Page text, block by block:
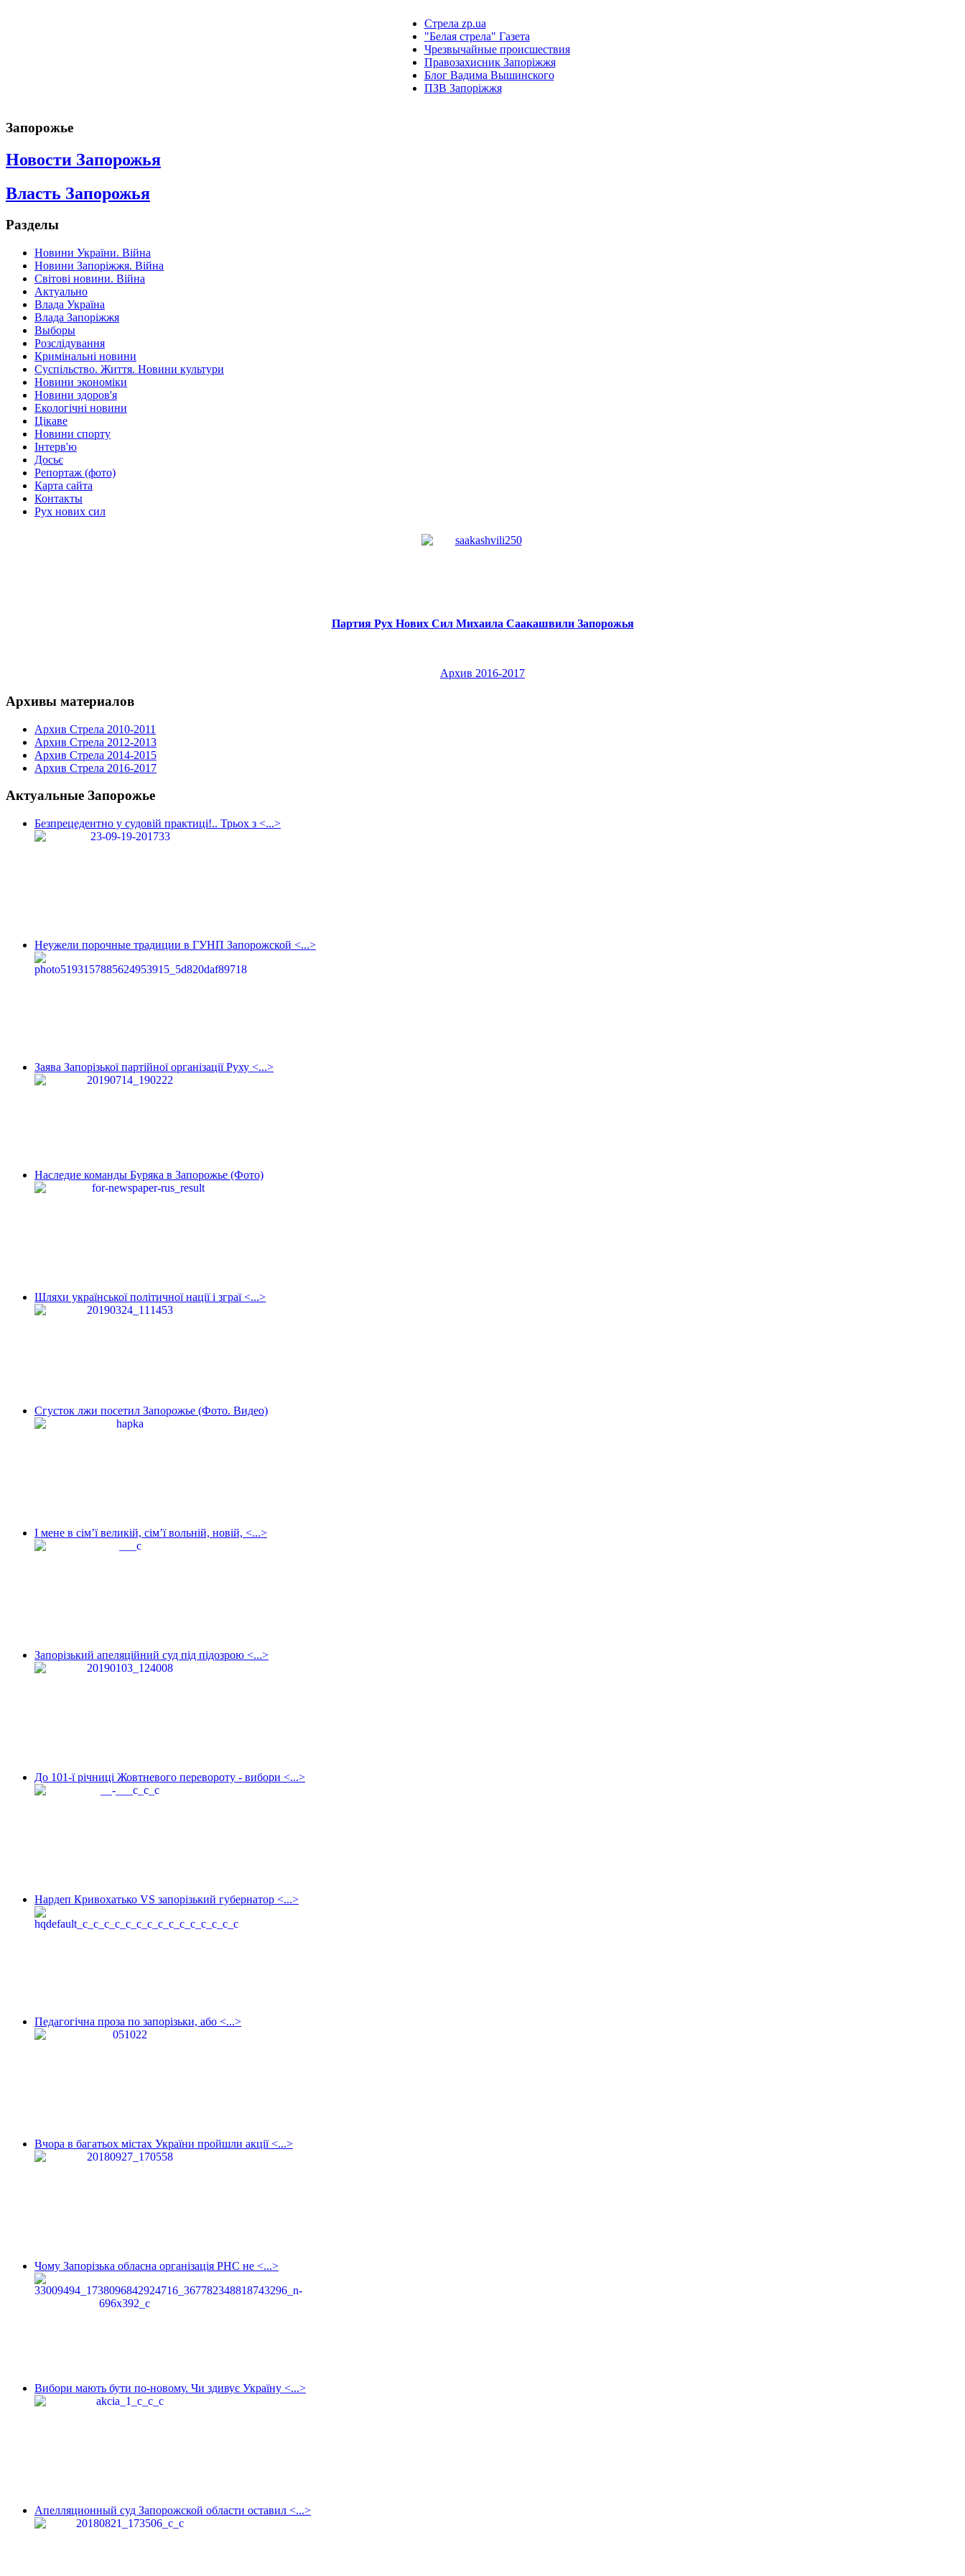
Стрела zp.ua
"Белая стрела" Газета
Чрезвычайные происшествия
Правозахисник Запоріжжя
Блог Вадима Вышинского
ПЗВ Запоріжжя
Запорожье
Новости Запорожья
Власть Запорожья
Разделы
Новини України. Війна
Новини Запоріжжя. Війна
Світові новини. Війна
Актуально
Влада Україна
Влада Запоріжжя
Выборы
Розслідування
Кримінальні новини
Суспільство. Життя. Новини культури
Новини экономіки
Новини здоров'я
Екологічні новини
Цікаве
Новини спорту
Інтерв'ю
Досьє
Репортаж (фото)
Карта сайта
Контакты
Рух нових сил
Партия Рух Нових Сил Михаила Саакашвили Запорожья
Архив 2016-2017
Архивы материалов
Архив Стрела 2010-2011
Архив Стрела 2012-2013
Архив Стрела 2014-2015
Архив Стрела 2016-2017
Актуальные Запорожье
Безпрецедентно у судовій практиці!.. Трьох з <...>
Неужели порочные традиции в ГУНП Запорожской <...>
Заява Запорізької партійної організації Руху <...>
Наследие команды Буряка в Запорожье (Фото)
Шляхи української політичної нації і зграї <...>
Сгусток лжи посетил Запорожье (Фото. Видео)
І мене в сім’ї великій, сім’ї вольній, новій, <...>
Запорізький апеляційний суд під підозрою <...>
До 101-ї річниці Жовтневого перевороту - вибори <...>
Нардеп Кривохатько VS запорізький губернатор <...>
Педагогічна проза по запорізьки, або <...>
Вчора в багатьох містах України пройшли акції <...>
Чому Запорізька обласна організація РНС не <...>
Вибори мають бути по-новому. Чи здивує Україну <...>
Апелляционный суд Запорожской области оставил <...>